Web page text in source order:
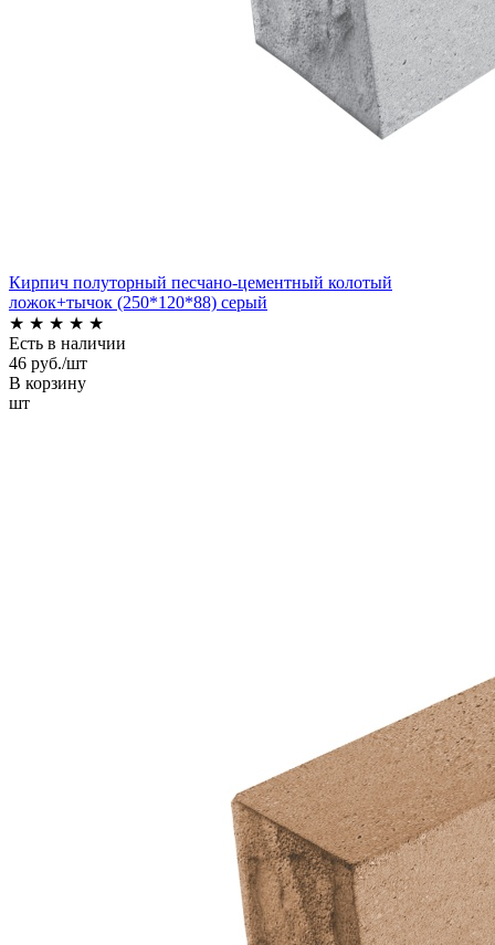
Кирпич полуторный песчано-цементный колотый
ложок+тычок (250*120*88) серый
★ ★ ★ ★ ★
Есть в наличии
46 руб./шт
В корзину
шт